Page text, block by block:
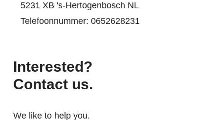
5231 XB 's-Hertogenbosch NL
Telefoonnummer: 0652628231
Interested?
Contact us.
We like to help you.